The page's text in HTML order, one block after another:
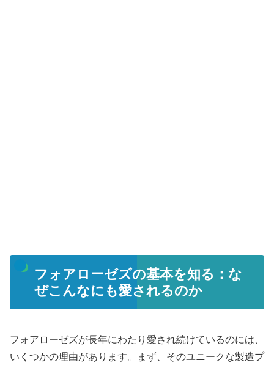
フォアローゼズの基本を知る：な
ぜこんなにも愛されるのか
フォアローゼズが長年にわたり愛され続けているのには、
いくつかの理由があります。まず、そのユニークな製造プ